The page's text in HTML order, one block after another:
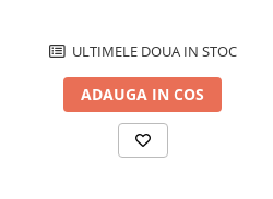
ULTIMELE DOUA IN STOC
ADAUGA IN COS